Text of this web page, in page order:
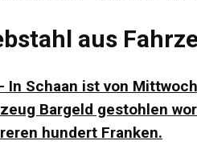
aus
In Schaan ist von
Bargeld gestohlen
hundert Franken.